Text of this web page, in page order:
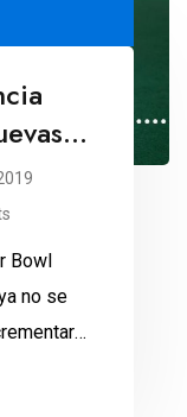
Bowl
no se
del